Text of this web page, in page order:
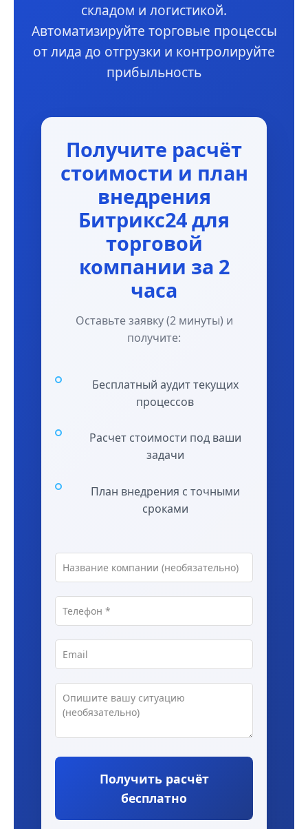
складом и логистикой.
Автоматизируйте торговые процессы
от лида до отгрузки и контролируйте
прибыльность
Получите расчёт
стоимости и план
внедрения
Битрикс24 для
торговой
компании за 2
часа
Оставьте заявку (2 минуты) и
получите:
Бесплатный аудит текущих
процессов
Расчет стоимости под ваши
задачи
План внедрения с точными
сроками
Получить расчёт
бесплатно